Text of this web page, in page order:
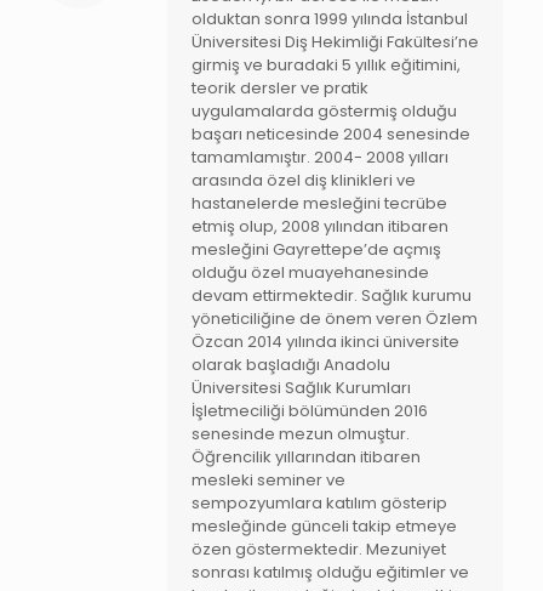
olduktan sonra 1999 yılında İstanbul
Üniversitesi Diş Hekimliği Fakültesi’ne
girmiş ve buradaki 5 yıllık eğitimini,
teorik dersler ve pratik
uygulamalarda göstermiş olduğu
başarı neticesinde 2004 senesinde
tamamlamıştır. 2004- 2008 yılları
arasında özel diş klinikleri ve
hastanelerde mesleğini tecrübe
etmiş olup, 2008 yılından itibaren
mesleğini Gayrettepe’de açmış
olduğu özel muayehanesinde
devam ettirmektedir. Sağlık kurumu
yöneticiliğine de önem veren Özlem
Özcan 2014 yılında ikinci üniversite
olarak başladığı Anadolu
Üniversitesi Sağlık Kurumları
İşletmeciliği bölümünden 2016
senesinde mezun olmuştur.
Öğrencilik yıllarından itibaren
mesleki seminer ve
sempozyumlara katılım gösterip
mesleğinde günceli takip etmeye
özen göstermektedir. Mezuniyet
sonrası katılmış olduğu eğitimler ve